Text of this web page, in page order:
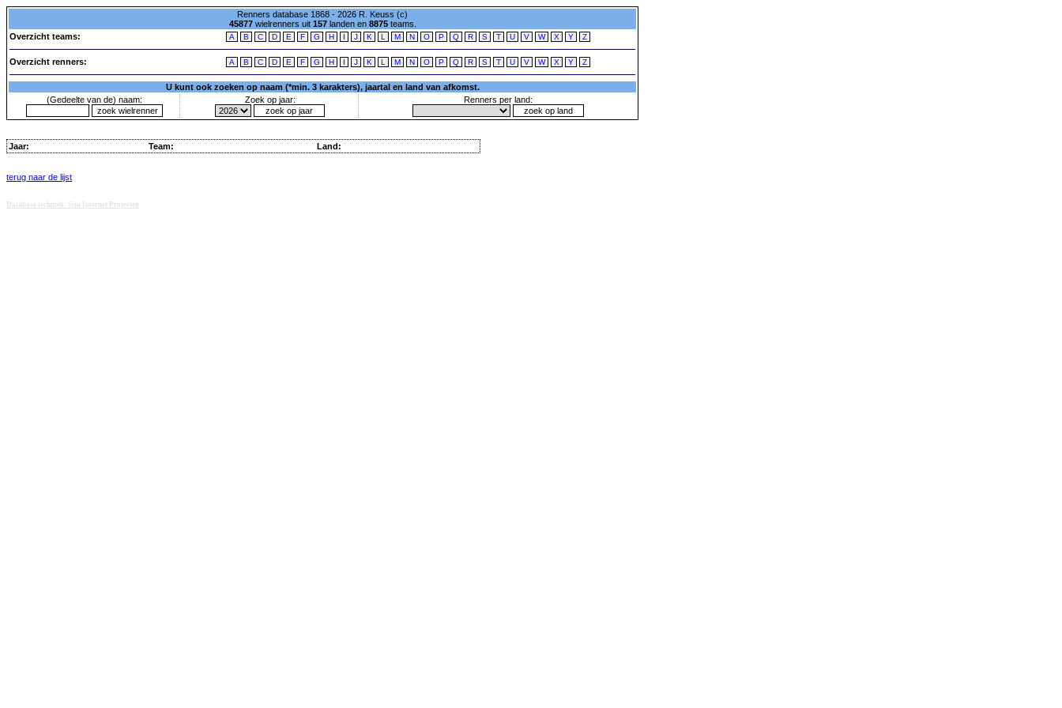
Renners database 1868 - 2026 R. Keuss (c)
45877wielrenners uit 157landen en 8875teams.
Overzicht teams:
A B C D E F G H I J K L M N O P Q R S T U V W X Y Z
Overzicht renners: A B C D E F G H I J K L M N O P Q R S T U V W X Y Z
U kunt ook zoeken op naam (*min. 3 karakters), jaartal en land van afkomst.
(Gedeelte van de) naam:
Zoek op jaar: Renners per land:
Jaar: Team: Land:
terug naar de lijst
Database techniek: Sini Internet Projecten